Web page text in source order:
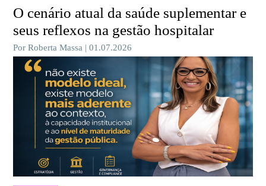
O cenário atual da saúde suplementar e
seus reflexos na gestão hospitalar
Por Roberta Massa | 01.07.2026